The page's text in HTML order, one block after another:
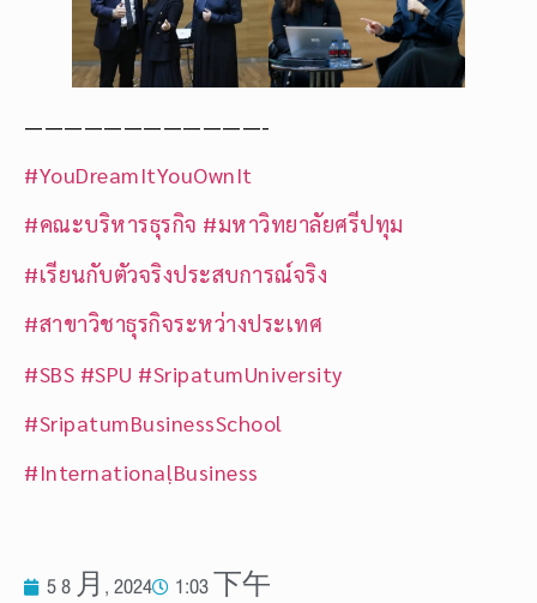
————————————-
#YouDreamItYouOwnIt
#คณะบริหารธุรกิจ #มหาวิทยาลัยศรีปทุม
#เรียนกับตัวจริงประสบการณ์จริง
#สาขาวิชาธุรกิจระหว่างประเทศ
#SBS #SPU #SripatumUniversity
#SripatumBusinessSchool
#InternationalฺBusiness
5 8 月, 2024 1:03 下午